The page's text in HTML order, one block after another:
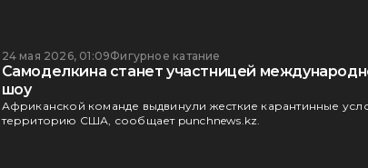
24 мая 2026, 01:09Фигурное катание
Самоделкина станет участницей
шоу
Африканской команде выдвинули жесткие карантинные
территорию США, сообщает punchnews.kz.